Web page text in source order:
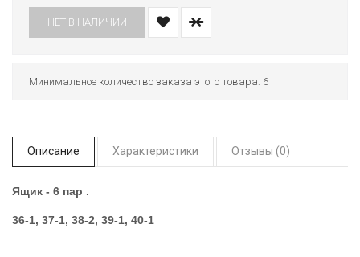
НЕТ В НАЛИЧИИ
Минимальное количество заказа этого товара: 6
Описание Характеристики Отзывы (0)
Ящик - 6 пар .
36-1, 37-1, 38-2, 39-1, 40-1